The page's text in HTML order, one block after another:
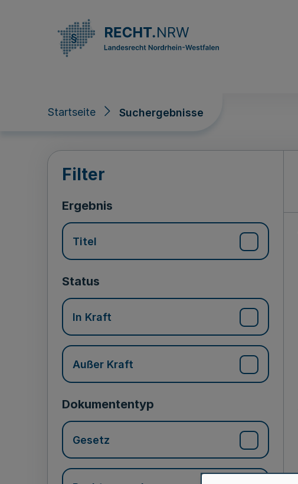
Startseite Suchergebnisse
Suchergebnisse
Filter
Ergebnis
Titel
Status
In Kraft
Außer Kraft
Dokumententyp
Gesetz